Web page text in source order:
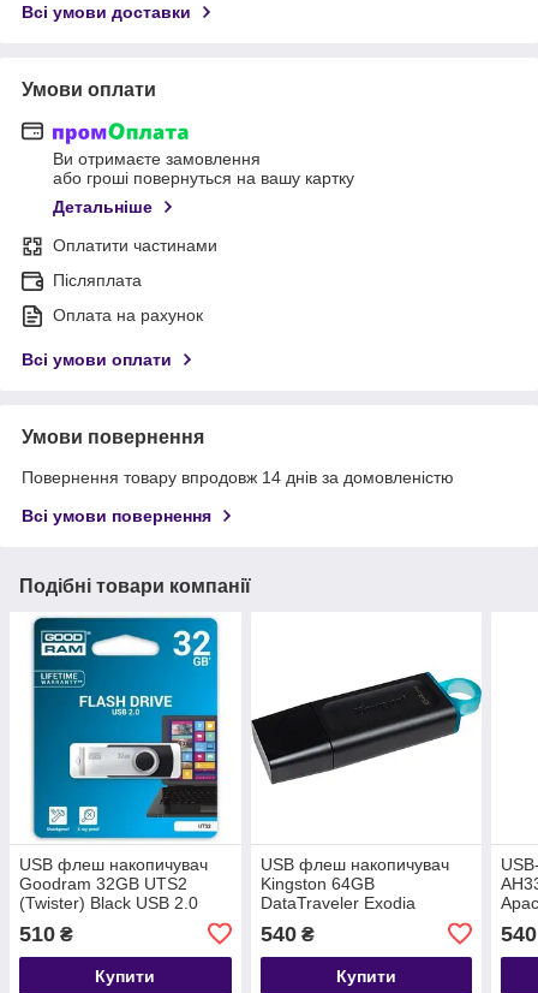
Всі умови доставки
Умови оплати
Ви отримаєте замовлення
або гроші повернуться на вашу картку
Детальніше
Оплатити частинами
Післяплата
Оплата на рахунок
Всі умови оплати
Умови повернення
Повернення товару впродовж 14 днів за домовленістю
Всі умови повернення
Подібні товари компанії
USB флеш накопичувач
Goodram 32GB UTS2
(Twister) Black USB 2.0
510 ₴
Купити
USB флеш накопичувач
Kingston 64GB
DataTraveler Exodia
(DTX/64GB)
540₴
Купити
540